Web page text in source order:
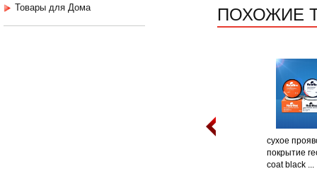
Товары для Дома ПОХОЖИЕ
сухое
покрытие
coat black ...